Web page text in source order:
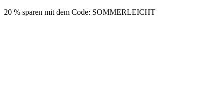
20 % sparen mit dem Code: SOMMERLEICHT